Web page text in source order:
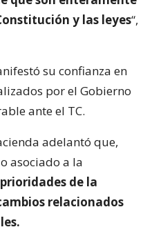
y las leyes“,
su confianza en
por el Gobierno
ante el TC.
adelantó que,
asociado a la
de la
relacionados